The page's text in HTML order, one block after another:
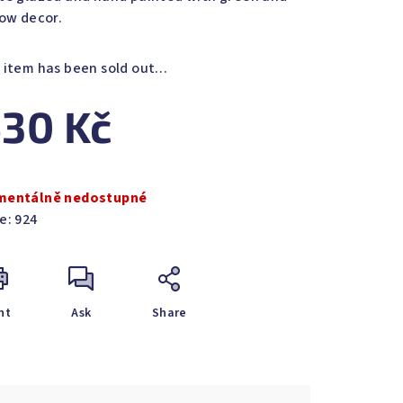
decor.
item has been sold out…
Kč
nedostupné
924
Ask Share